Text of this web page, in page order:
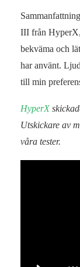
III från HyperX,
bekväma och
har använt.
till min
HyperX
Utskickare av
våra tester.